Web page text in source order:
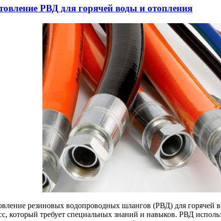
РВД для горячей воды и отопления
резиновых водопроводных шлангов (РВД) для горячей
который требует специальных знаний и навыков. РВД